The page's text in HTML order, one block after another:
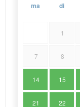
ma di
1
7 8
14 15
21 22